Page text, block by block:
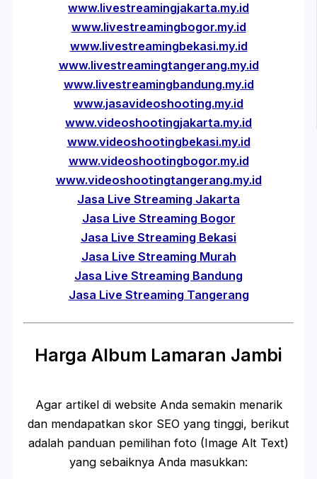
www.livestreamingjakarta.my.id
www.livestreamingbogor.my.id
www.livestreamingbekasi.my.id
www.livestreamingtangerang.my.id
www.livestreamingbandung.my.id
www.jasavideoshooting.my.id
www.videoshootingjakarta.my.id
www.videoshootingbekasi.my.id
www.videoshootingbogor.my.id
www.videoshootingtangerang.my.id
Jasa Live Streaming Jakarta
Jasa Live Streaming Bogor
Jasa Live Streaming Bekasi
Jasa Live Streaming Murah
Jasa Live Streaming Bandung
Jasa Live Streaming Tangerang
Harga Album Lamaran Jambi
Agar artikel di website Anda semakin menarik
dan mendapatkan skor SEO yang tinggi, berikut
adalah panduan pemilihan foto (Image Alt Text)
yang sebaiknya Anda masukkan: